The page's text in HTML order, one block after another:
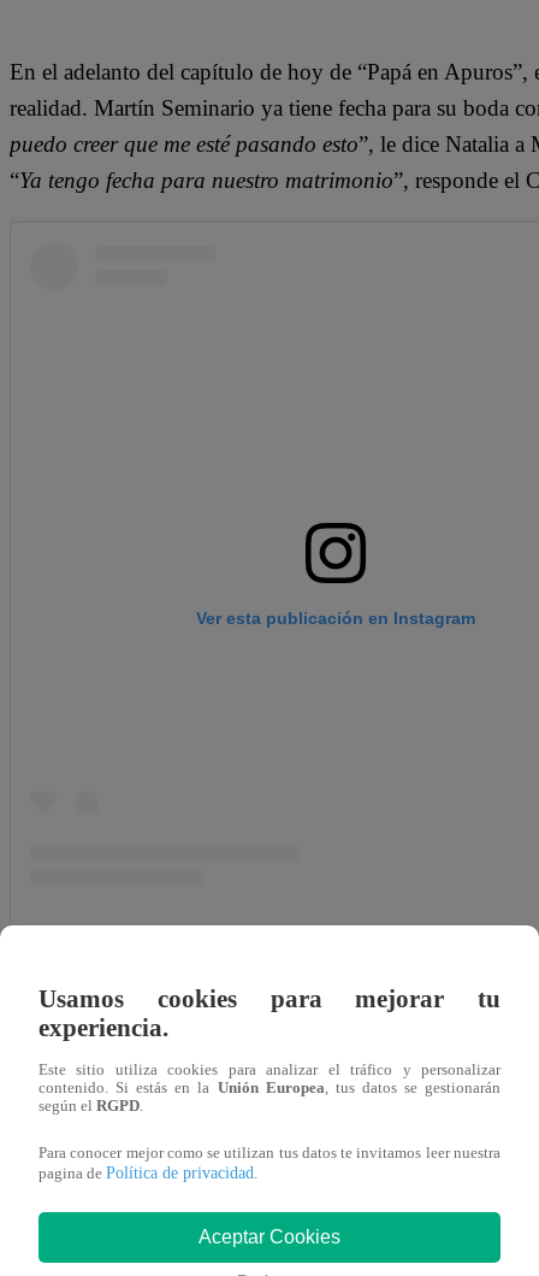
En el adelanto del capítulo de hoy de “Papá en Apuros”,
realidad. Martín Seminario ya tiene fecha para su boda
puedo creer que me esté pasando esto”, le dice Natalia
“Ya tengo fecha para nuestro matrimonio”, responde el
Ver esta publicación en Instagram
Una publicación compartida por Latina.pe
Además, el amor entre Cristóbal y Stephanie resurgirá.
relación con el mayor de los Seminario. “
Stephanie.
Mira AQUÍ el episodio 35 de “Papá en
Usamos cookies para mejorar tu
experiencia.
Este sitio utiliza cookies para analizar el tráfico y personalizar
contenido. Si estás en la Unión Europea, tus datos se gestionarán
según el RGPD.
Para conocer mejor como se utilizan tus datos te invitamos leer nuestra
pagina de Política de privacidad.
Aceptar Cookies